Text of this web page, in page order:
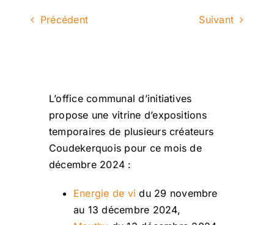
Précédent Suivant
L’office communal d’initiatives
propose une vitrine d’expositions
temporaires de plusieurs créateurs
Coudekerquois pour ce mois de
décembre 2024 :
Energie de vi du 29 novembre
au 13 décembre 2024,